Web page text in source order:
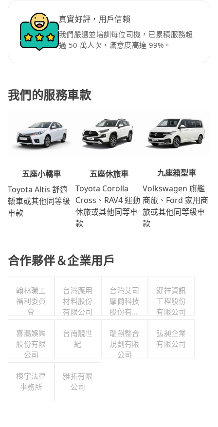
真實好評，用戶信賴
我們嚴選並培訓每位司機，已累積服務超
過 50 萬人次，滿意度高達 99%。
我們的服務車款
五座小轎車
Toyota Altis 舒適
轎車或其他同等級
車款
五座休旅車
Toyota Corolla
Cross、RAV4 運動
休旅或其他同等車
款
九座箱型車
Volkswagen 旗艦
商旅、Ford 家用商
旅或其他同等級車
款
合作夥伴＆企業用戶
翰林職工
福利委員
會
台灣應用
材料股份
有限公司
台灣艾司
摩爾科技
股份有限
鍵祥資訊
工程股份
有限公司
喜鵲娛樂
股份有限
公司
台南靚世
紀
瑞麒整合
規劃有限
公司
弘昶企業
有限公司
棟宇法律
事務所
雅拓有限
公司